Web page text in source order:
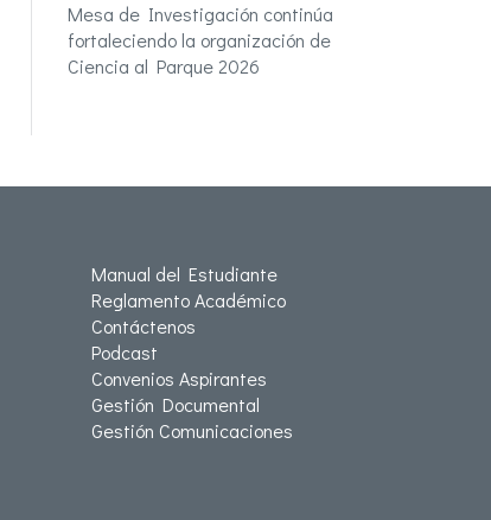
Mesa de Investigación continúa
fortaleciendo la organización de
Ciencia al Parque 2026
Manual del Estudiante
Reglamento Académico
Contáctenos
Podcast
Convenios Aspirantes
Gestión Documental
Gestión Comunicaciones